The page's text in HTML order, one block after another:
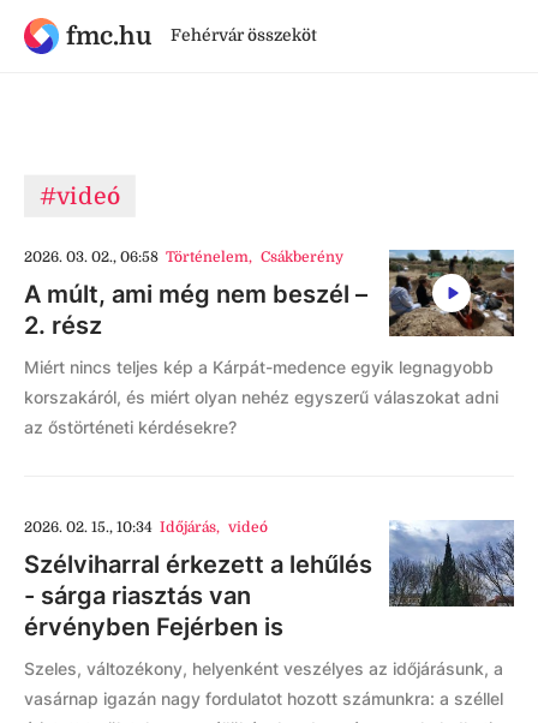
fmc.hu Fehérvár összeköt
#videó
2026. 03. 02., 06:58 Történelem, Csákberény
A múlt, ami még nem beszél –
2. rész
Miért nincs teljes kép a Kárpát-medence egyik legnagyobb
korszakáról, és miért olyan nehéz egyszerű válaszokat adni
az őstörténeti kérdésekre?
2026. 02. 15., 10:34 Időjárás, videó
Szélviharral érkezett a lehűlés
- sárga riasztás van
érvényben Fejérben is
Szeles, változékony, helyenként veszélyes az időjárásunk, a
vasárnap igazán nagy fordulatot hozott számunkra: a széllel